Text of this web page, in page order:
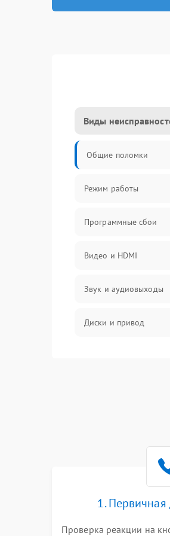
Виды
Общие поломки
Режим работы
Программные сбои
Видео и HDMI
Звук и аудиовыходы
Диски и привод
Питание и электрика
Перегрев и
1. Первичная
Проверка реакции на